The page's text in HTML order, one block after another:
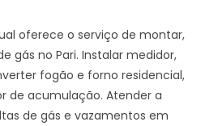
oferece o serviço de montar,
gás no Pari. Instalar medidor,
fogão e forno residencial,
de acumulação. Atender a
de gás e vazamentos em